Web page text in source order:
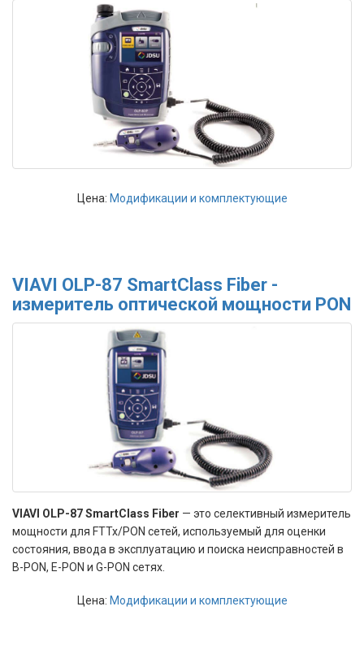
Цена: Модификации и комплектующие
VIAVI OLP-87 SmartClass Fiber -
измеритель оптической мощности PON
VIAVI OLP-87 SmartClass Fiber — это селективный измеритель
мощности для FTTx/PON сетей, используемый для оценки
состояния, ввода в эксплуатацию и поиска неисправностей в
B-PON, E-PON и G-PON сетях.
Цена: Модификации и комплектующие